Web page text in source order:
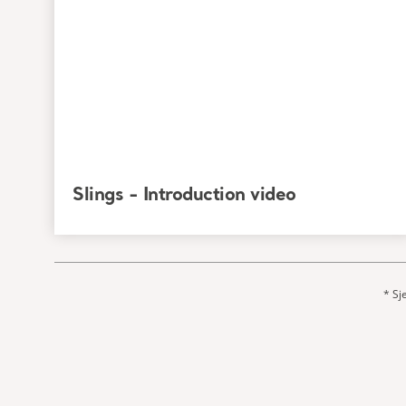
Slings - Introduction video
*